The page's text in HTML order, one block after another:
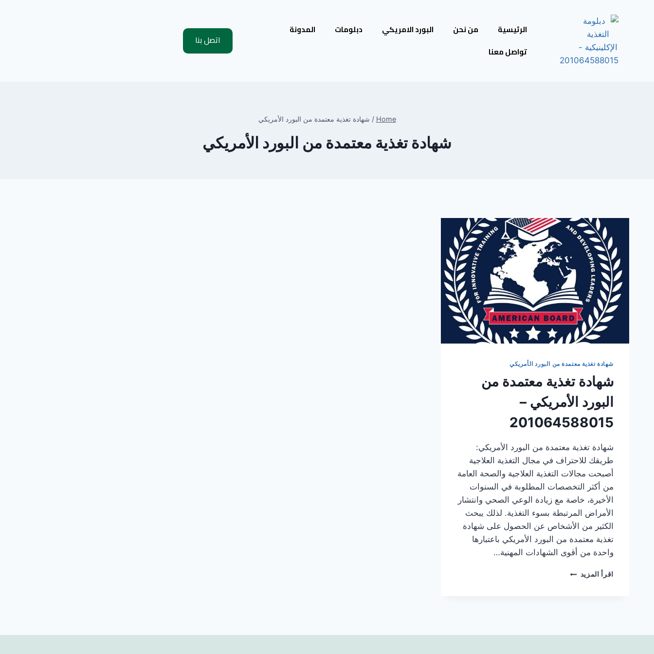
الرئيسية من نحن البورد الامريكي دبلومات
المدونة
تواصل معنا
اتصل بنا
Home
/ شهادة تغذية معتمدة من البورد الأمريكي
شهادة تغذية معتمدة من البورد الأمريكي
شهادة تغذية معتمدة من البورد الأمريكي
شهادة تغذية معتمدة من
البورد الأمريكي –
201064588015
شهادة تغذية معتمدة من البورد الأمريكي:
طريقك للاحتراف في مجال التغذية العلاجية
أصبحت مجالات التغذية العلاجية والصحة العامة
من أكثر التخصصات المطلوبة في السنوات
الأخيرة، خاصة مع زيادة الوعي الصحي وانتشار
الأمراض المرتبطة بسوء التغذية. لذلك يبحث
الكثير من الأشخاص عن الحصول على شهادة
تغذية معتمدة من البورد الأمريكي باعتبارها
واحدة من أقوى الشهادات المهنية…
اقرأ المزيد